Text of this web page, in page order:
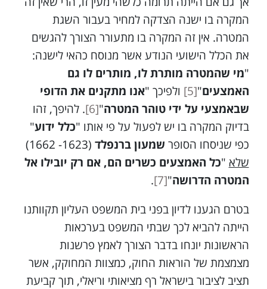
המקרה בו ישנה הצדקה למחיר בעבור השגת
המטרה. אין זה המקרה בו מתעורר הצורך להגשים
את הכלל הישועי הנודע אשר מנוסח כהאי לישנה:
"מי שהמטרה מותרת לו, מותרים לו גם
האמצעים"
[5] ולפיכך "אנו מתקנים את הדופי
שבאמצעי על ידי טוהר המטרה"
[6]
. להיפך, זהו
בדיוק המקרה בו יש לפעול על פי אותו "כלל ידוע"
כפי שניסחו הסופר שמעון ברנפלד (1623- 1662)
שלא "כל האמצעים כשרים הם, אם רק יובילו אל
המטרה הדרושה"
[7]
.
בטרם הגענו לדיון בפני בית המשפט העליון תקוותנו
הייתה להביא לכך שבתי המשפט בערכאות
הראשונות יונחו בדבר הצורך לאמץ פרשנות
מצמצמת של הוראות החוק, כמצוות המחוקק, אשר
תציב לציבור בישראל רף מציאותי וריאלי, תוך קביעת